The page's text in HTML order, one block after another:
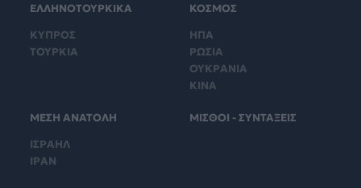
ΕΛΛΗΝΟΤΟΥΡΚΙΚΑ
ΚΥΠΡΟΣ
ΤΟΥΡΚΙΑ
ΚΟΣΜΟΣ
ΗΠΑ
ΡΩΣΙΑ
ΟΥΚΡΑΝΙΑ
ΚΙΝΑ
ΜΕΣΗ ΑΝΑΤΟΛΗ
ΙΣΡΑΗΛ
ΙΡΑΝ
ΜΙΣΘΟΙ - ΣΥΝΤΑΞΕΙΣ